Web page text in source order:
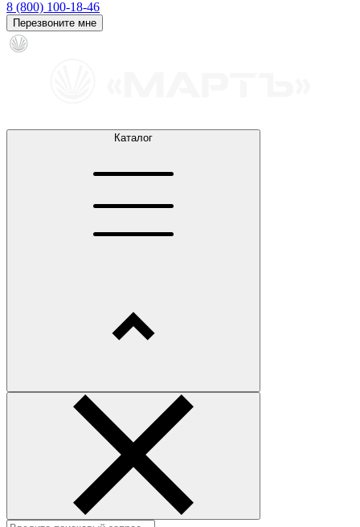
8 (800) 100-18-46
Перезвоните мне
Каталог